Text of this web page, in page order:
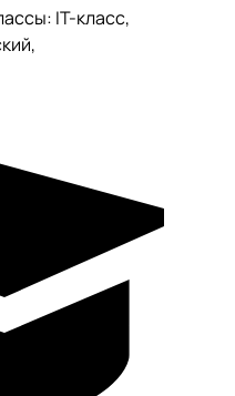
IT-класс,